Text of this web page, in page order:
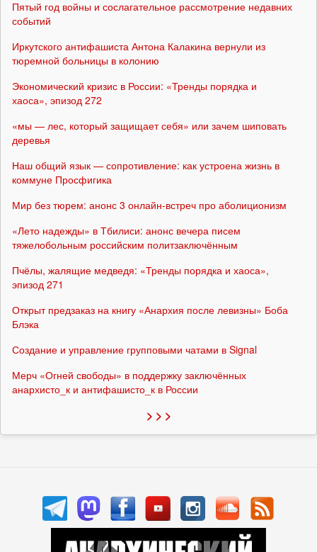
Пятый год войны и сослагательное рассмотрение недавних
событий
Иркутского антифашиста Антона Калакина вернули из
тюремной больницы в колонию
Экономический кризис в России: «Тренды порядка и
хаоса», эпизод 272
«мы — лес, который защищает себя» или зачем шиповать
деревья
Наш общий язык — сопротивление: как устроена жизнь в
коммуне Просфигика
Мир без тюрем: анонс 3 онлайн-встреч про аболиционизм
«Лето надежды» в Тбилиси: анонс вечера писем
тяжелобольным российским политзаключённым
Пчёлы, жалящие медведя: «Тренды порядка и хаоса»,
эпизод 271
Открыт предзаказ на книгу «Анархия после левизны» Боба
Блэка
Создание и управление групповыми чатами в Signal
Мерч «Огней свободы» в поддержку заключённых
анархисто_к и антифашисто_к в России
> > >